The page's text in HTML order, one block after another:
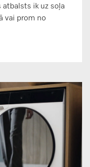
atbalsts ik uz soļa
vai prom no